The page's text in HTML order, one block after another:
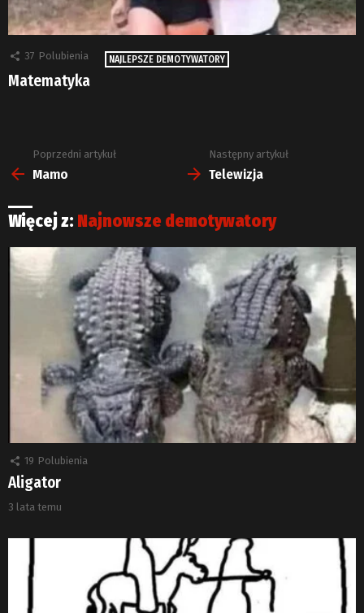
37 Polubienia NAJLEPSZE DEMOTYWATORY
Matematyka
Zobacz
więcej
Poprzedni artykuł
Mamo
Następny artykuł
Telewizja
Więcej z: Najnowsze demotywatory
19 Polubienia
Aligator
3 lata temu